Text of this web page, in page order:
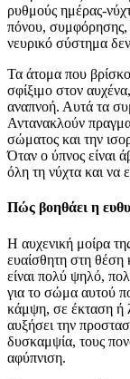
ρυθμούς ημέρας-
πόνου, συμφόρησης,
νευρικό σύστημα
Τα άτομα που
σφίξιμο στον
αναπνοή. Αυτά τα
Αντανακλούν
σώματος και την
Όταν ο ύπνος είναι
όλη τη νύχτα και να
Πώς βοηθάει η
Η αυχενική μοίρα
ευαίσθητη στη θέση
είναι πολύ ψηλό,
για το σώμα αυτού
κάμψη, σε έκταση ή
αυξήσει την
δυσκαμψία, τους
αφύπνιση.